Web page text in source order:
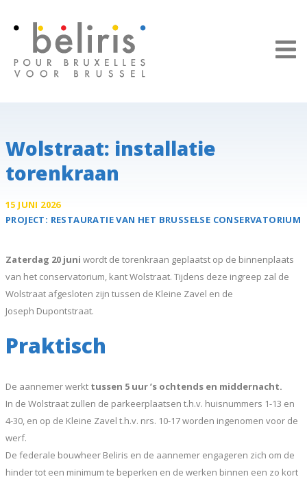
Wolstraat: installatie
torenkraan
15 JUNI 2026
PROJECT: RESTAURATIE VAN HET BRUSSELSE CONSERVATORIUM
Zaterdag 20 juni wordt de torenkraan geplaatst op de binnenplaats
van het conservatorium, kant Wolstraat. Tijdens deze ingreep zal de
Wolstraat afgesloten zijn tussen de Kleine Zavel en de
Joseph Dupontstraat.
Praktisch
De aannemer werkt tussen 5 uur ’s ochtends en middernacht.
In de Wolstraat zullen de parkeerplaatsen t.h.v. huisnummers 1-13 en
4-30, en op de Kleine Zavel t.h.v. nrs. 10-17 worden ingenomen voor de
werf.
De federale bouwheer Beliris en de aannemer engageren zich om de
hinder tot een minimum te beperken en de werken binnen een zo kort